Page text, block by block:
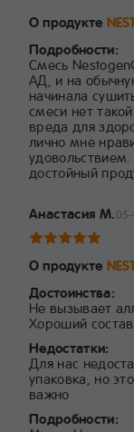
О продукте
Подробности:
Смесь
АД, и на
начинала
смеси нет
вреда для
лично мне
достойный
Анастасия М.
О продукте
Достоинства:
Не вызывает
Хороший
Недостатки:
Для нас
упаковка, но
важно
Подробности: